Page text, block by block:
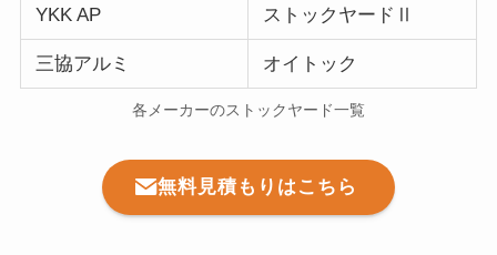
YKK AP ストックヤードⅡ
三協アルミ オイトック
各メーカーのストックヤード一覧
無料見積もりはこちら